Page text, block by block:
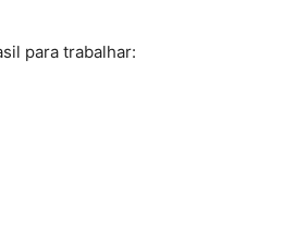
para trabalhar: